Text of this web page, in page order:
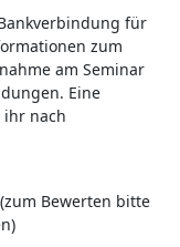
für
zum
am Seminar
Eine
nach
Bewerten bitte